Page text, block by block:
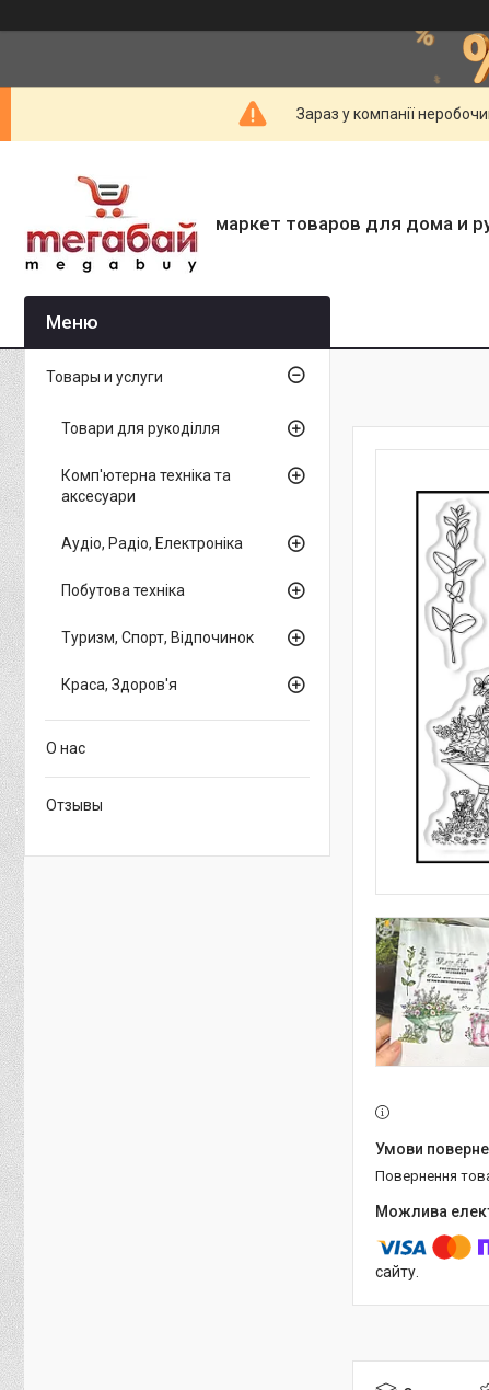
Зараз у компанії
маркет товаров для дома и
повернення
сайту.
Товары и услуги
Товари для рукоділля
Комп'ютерна техніка та
аксесуари
Аудіо, Радіо, Електроніка
Побутова техніка
Туризм, Спорт, Відпочинок
Краса, Здоров'я
О нас
Отзывы